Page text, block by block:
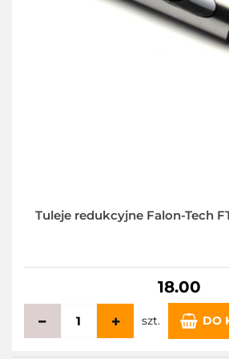
Tuleje redukcyjne Falon-Tech
18.00
szt. DO